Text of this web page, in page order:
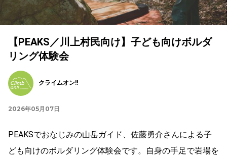
【PEAKS／川上村民向け】子ども向けボルダ
リング体験会
クライムオン!!
2026年05月07日
PEAKSでおなじみの山岳ガイド、佐藤勇介さんによる子
ども向けのボルダリング体験会です。自身の手足で岩場を